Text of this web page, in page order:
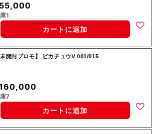
1
カートに追加
未開封プロモ】 ピカチュウV 001/015
7
カートに追加